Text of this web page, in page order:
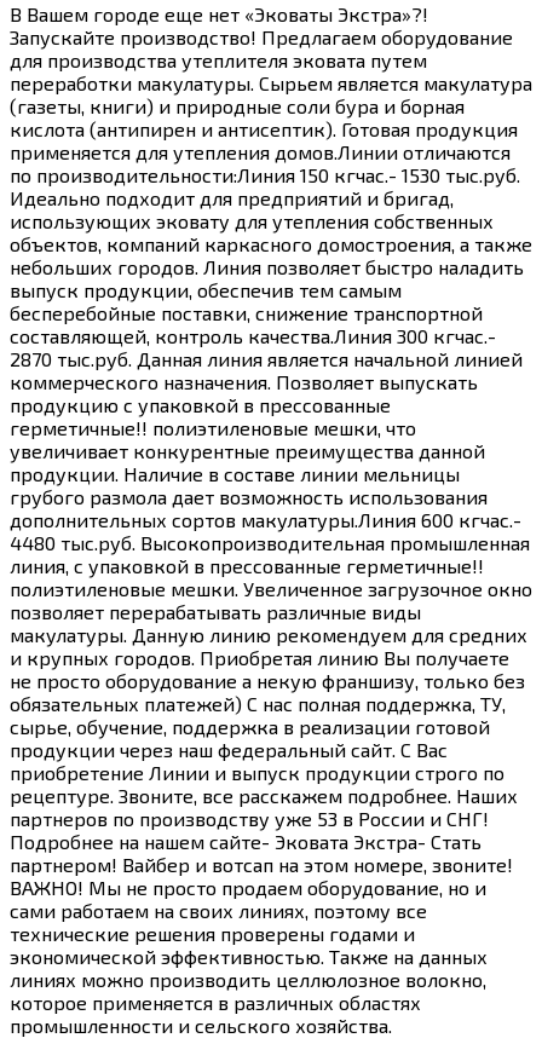
В Вашем городе еще нет «Эковаты Экстра»?!
Запускайте производство! Предлагаем оборудование
для производства утеплителя эковата путем
переработки макулатуры. Сырьем является макулатура
(газеты, книги) и природные соли бура и борная
кислота (антипирен и антисептик). Готовая продукция
применяется для утепления домов.Линии отличаются
по производительности:Линия 150 кгчас.- 1530 тыс.руб.
Идеально подходит для предприятий и бригад,
использующих эковату для утепления собственных
объектов, компаний каркасного домостроения, а также
небольших городов. Линия позволяет быстро наладить
выпуск продукции, обеспечив тем самым
бесперебойные поставки, снижение транспортной
составляющей, контроль качества.Линия 300 кгчас.-
2870 тыс.руб. Данная линия является начальной линией
коммерческого назначения. Позволяет выпускать
продукцию с упаковкой в прессованные
герметичные!! полиэтиленовые мешки, что
увеличивает конкурентные преимущества данной
продукции. Наличие в составе линии мельницы
грубого размола дает возможность использования
дополнительных сортов макулатуры.Линия 600 кгчас.-
4480 тыс.руб. Высокопроизводительная промышленная
линия, с упаковкой в прессованные герметичные!!
полиэтиленовые мешки. Увеличенное загрузочное окно
позволяет перерабатывать различные виды
макулатуры. Данную линию рекомендуем для средних
и крупных городов. Приобретая линию Вы получаете
не просто оборудование а некую франшизу, только без
обязательных платежей) С нас полная поддержка, ТУ,
сырье, обучение, поддержка в реализации готовой
продукции через наш федеральный сайт. С Вас
приобретение Линии и выпуск продукции строго по
рецептуре. Звоните, все расскажем подробнее. Наших
партнеров по производству уже 53 в России и СНГ!
Подробнее на нашем сайте- Эковата Экстра- Стать
партнером! Вайбер и вотсап на этом номере, звоните!
ВАЖНО! Мы не просто продаем оборудование, но и
сами работаем на своих линиях, поэтому все
технические решения проверены годами и
экономической эффективностью. Также на данных
линиях можно производить целлюлозное волокно,
которое применяется в различных областях
промышленности и сельского хозяйства.